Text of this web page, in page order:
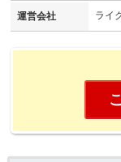
運営会社 ライ